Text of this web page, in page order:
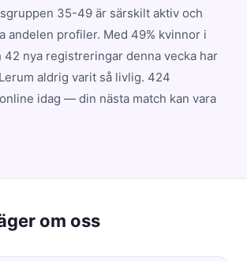
35-49 är särskilt aktiv och
andelen profiler. Med 49% kvinnor i
42 nya registreringar denna vecka har
aldrig varit så livlig. 424
idag — din nästa match kan vara
om oss